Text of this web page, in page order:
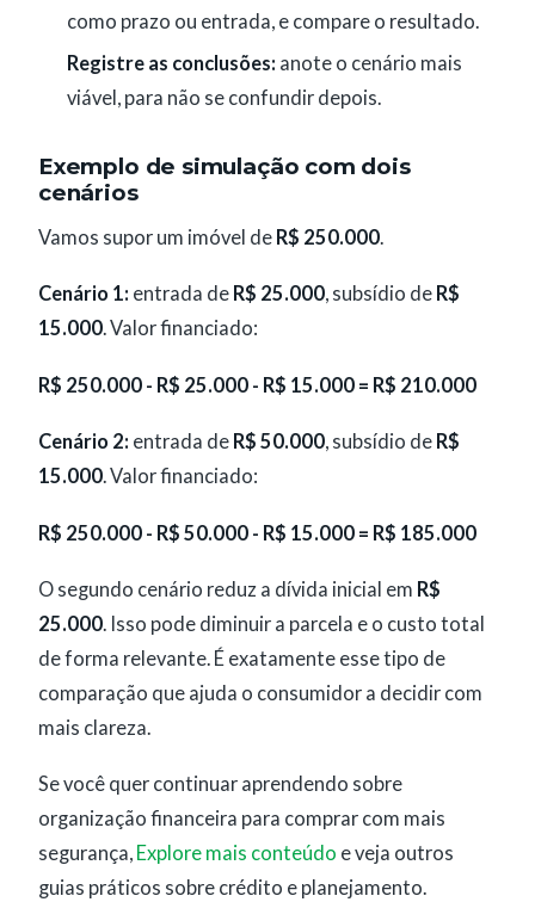
como prazo ou entrada, e compare o resultado.
Registre as conclusões: anote o cenário mais
viável, para não se confundir depois.
Exemplo de simulação com dois
cenários
Vamos supor um imóvel de R$ 250.000.
Cenário 1: entrada de R$ 25.000, subsídio de R$
15.000. Valor financiado:
R$ 250.000 - R$ 25.000 - R$ 15.000 = R$ 210.000
Cenário 2: entrada de R$ 50.000, subsídio de R$
15.000. Valor financiado:
R$ 250.000 - R$ 50.000 - R$ 15.000 = R$ 185.000
O segundo cenário reduz a dívida inicial em R$
25.000. Isso pode diminuir a parcela e o custo total
de forma relevante. É exatamente esse tipo de
comparação que ajuda o consumidor a decidir com
mais clareza.
Se você quer continuar aprendendo sobre
organização financeira para comprar com mais
segurança, Explore mais conteúdo e veja outros
guias práticos sobre crédito e planejamento.